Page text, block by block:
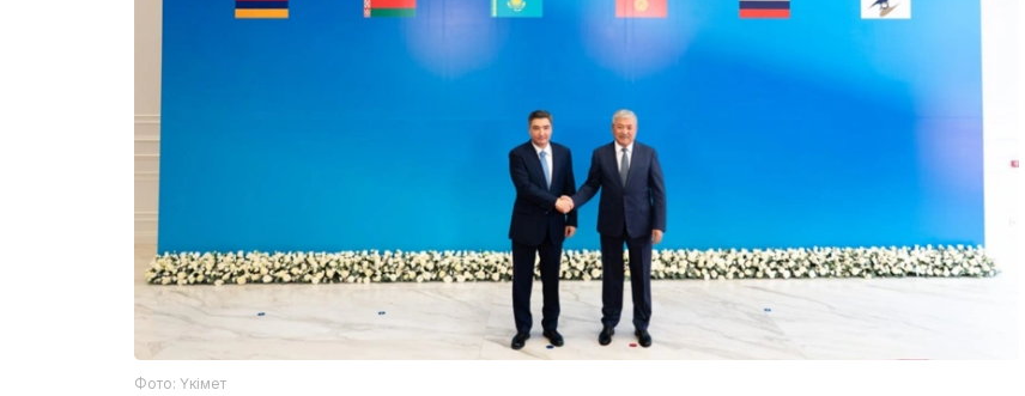
Фото: Үкімет